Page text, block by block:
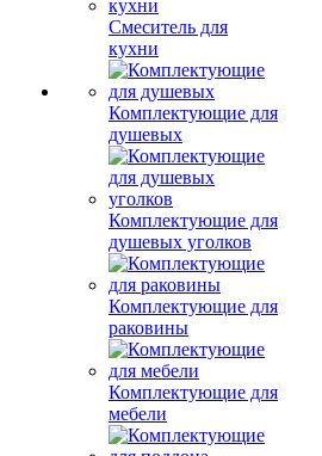
Смеситель для
кухни
Комплектующие для
душевых
Комплектующие для
душевых уголков
Комплектующие для
раковины
Комплектующие для
мебели